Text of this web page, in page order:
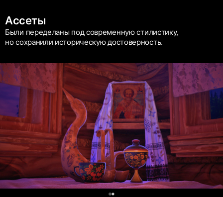
Ассеты
Были переделаны под современную стилистику,
но сохранили историческую достоверность.